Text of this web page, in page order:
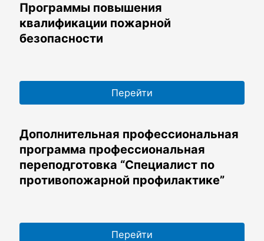
Программы повышения
квалификации пожарной
безопасности
Перейти
Дополнительная профессиональная
программа профессиональная
переподготовка “Специалист по
противопожарной профилактике”
Перейти